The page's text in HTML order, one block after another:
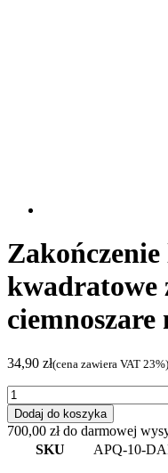
kwadratowe
ciemnoszare
34,90 zł(cena zawiera VAT 23%)
ilość
Zakończenie
listwy
aluminiowe
kwadratowe
Dodaj do koszyka
700,00 złdo darmowej
SKU
APQ-10-